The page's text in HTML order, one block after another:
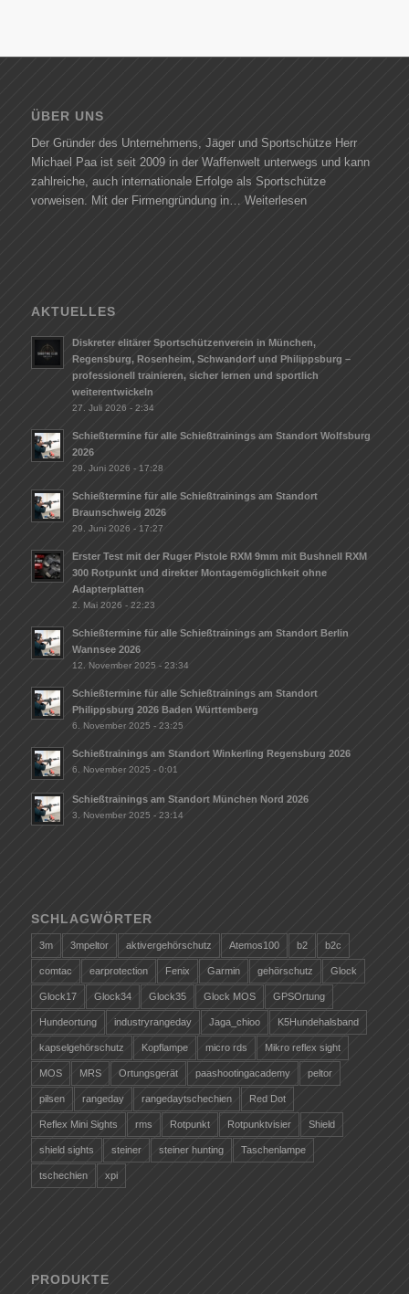
ÜBER UNS
Der Gründer des Unternehmens, Jäger und Sportschütze Herr
Michael Paa ist seit 2009 in der Waffenwelt unterwegs und kann
zahlreiche, auch internationale Erfolge als Sportschütze
vorweisen. Mit der Firmengründung in… Weiterlesen
AKTUELLES
Diskreter elitärer Sportschützenverein in München,
Regensburg, Rosenheim, Schwandorf und Philippsburg –
professionell trainieren, sicher lernen und sportlich
weiterentwickeln
27. Juli 2026 - 2:34
Schießtermine für alle Schießtrainings am Standort Wolfsburg
2026
29. Juni 2026 - 17:28
Schießtermine für alle Schießtrainings am Standort
Braunschweig 2026
29. Juni 2026 - 17:27
Erster Test mit der Ruger Pistole RXM 9mm mit Bushnell RXM
300 Rotpunkt und direkter Montagemöglichkeit ohne
Adapterplatten
2. Mai 2026 - 22:23
Schießtermine für alle Schießtrainings am Standort Berlin
Wannsee 2026
12. November 2025 - 23:34
Schießtermine für alle Schießtrainings am Standort
Philippsburg 2026 Baden Württemberg
6. November 2025 - 23:25
Schießtrainings am Standort Winkerling Regensburg 2026
6. November 2025 - 0:01
Schießtrainings am Standort München Nord 2026
3. November 2025 - 23:14
SCHLAGWÖRTER
3m 3mpeltor aktivergehörschutz Atemos100 b2 b2c
comtac earprotection Fenix Garmin gehörschutz Glock
Glock17 Glock34 Glock35 Glock MOS GPSOrtung
Hundeortung industryrangeday Jaga_chioo K5Hundehalsband
kapselgehörschutz Kopflampe micro rds Mikro reflex sight
MOS MRS Ortungsgerät paashootingacademy peltor
pilsen rangeday rangedaytschechien Red Dot
Reflex Mini Sights rms Rotpunkt Rotpunktvisier Shield
shield sights steiner steiner hunting Taschenlampe
tschechien xpi
PRODUKTE